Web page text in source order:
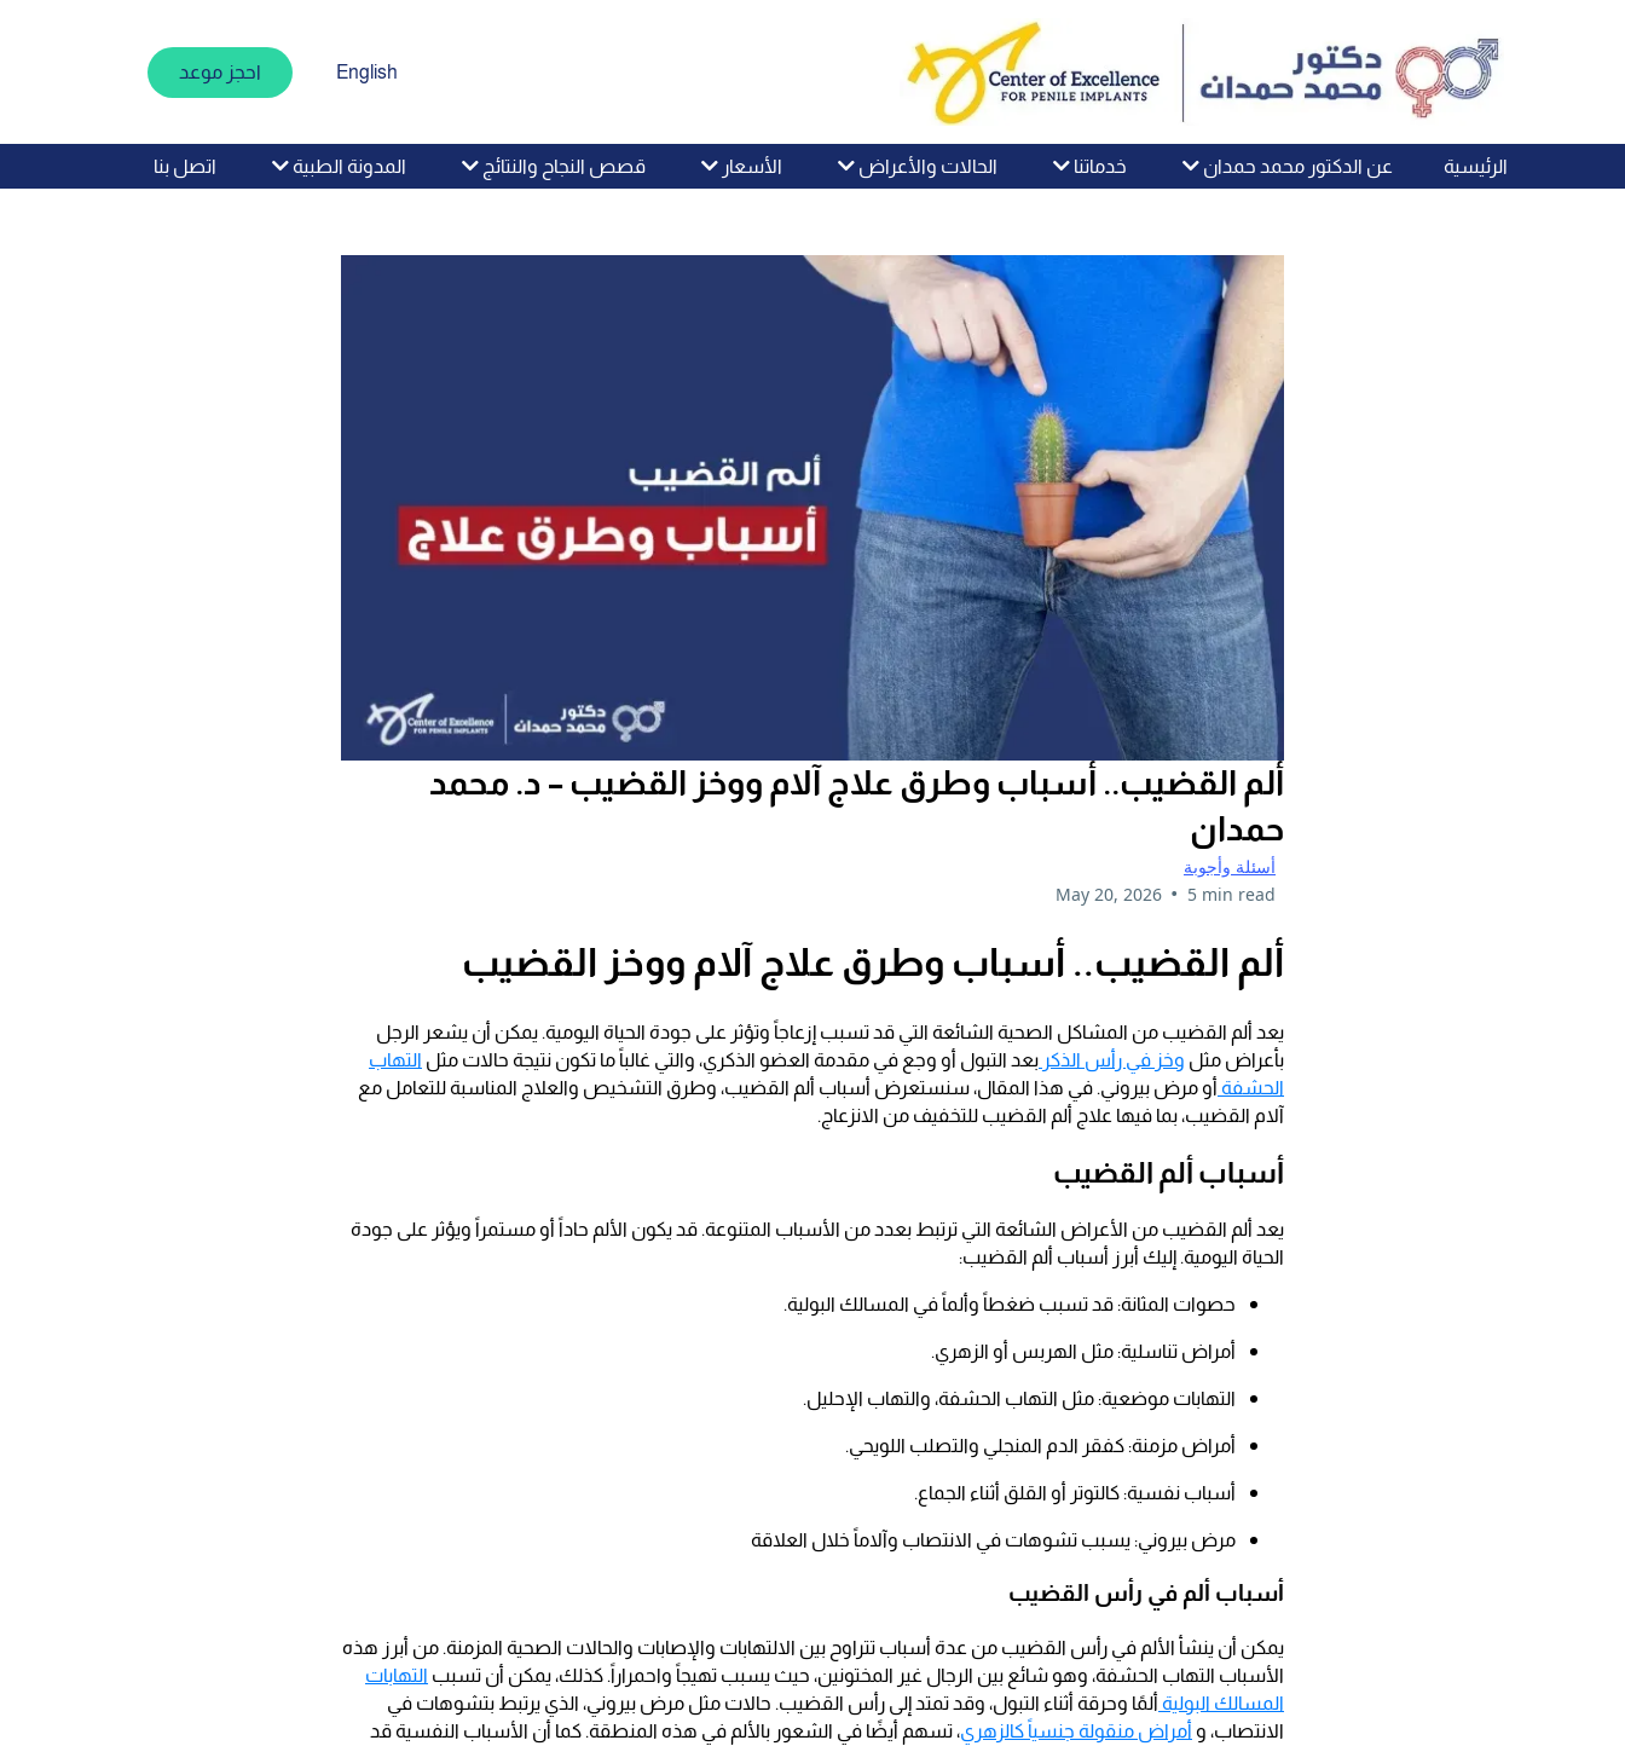
English احجز موعد
الرئيسية عن الدكتور محمد حمدان خدماتنا الحالات والأعراض الأسعار قصص النجاح والنتائج المدونة الطبية اتصل بنا
ألم القضيب.. أسباب وطرق علاج آلام ووخز القضيب – د. محمد
حمدان
أسئلة وأجوبة
May 20, 2026 • 5 min read
ألم القضيب.. أسباب وطرق علاج آلام ووخز القضيب
يعد ألم القضيب من المشاكل الصحية الشائعة التي قد تسبب إزعاجاً وتؤثر على جودة الحياة اليومية. يمكن أن يشعر الرجل
بأعراض مثل وخز في رأس الذكر بعد التبول أو وجع في مقدمة العضو الذكري، والتي غالباً ما تكون نتيجة حالات مثل التهاب
الحشفة أو مرض بيروني. في هذا المقال، سنستعرض أسباب ألم القضيب، وطرق التشخيص والعلاج المناسبة للتعامل مع
آلام القضيب، بما فيها علاج ألم القضيب للتخفيف من الانزعاج.
أسباب ألم القضيب
يعد ألم القضيب من الأعراض الشائعة التي ترتبط بعدد من الأسباب المتنوعة. قد يكون الألم حاداً أو مستمراً ويؤثر على جودة
الحياة اليومية. إليك أبرز أسباب ألم القضيب:
حصوات المثانة: قد تسبب ضغطاً وألماً في المسالك البولية.
أمراض تناسلية: مثل الهربس أو الزهري.
التهابات موضعية: مثل التهاب الحشفة، والتهاب الإحليل.
أمراض مزمنة: كفقر الدم المنجلي والتصلب اللويحي.
أسباب نفسية: كالتوتر أو القلق أثناء الجماع.
مرض بيروني: يسبب تشوهات في الانتصاب وآلاماً خلال العلاقة
أسباب ألم في رأس القضيب
يمكن أن ينشأ الألم في رأس القضيب من عدة أسباب تتراوح بين الالتهابات والإصابات والحالات الصحية المزمنة. من أبرز هذه
الأسباب التهاب الحشفة، وهو شائع بين الرجال غير المختونين، حيث يسبب تهيجاً واحمراراً. كذلك، يمكن أن تسبب التهابات
المسالك البولية ألمًا وحرقة أثناء التبول، وقد تمتد إلى رأس القضيب. حالات مثل مرض بيروني، الذي يرتبط بتشوهات في
الانتصاب، و أمراض منقولة جنسياً كالزهري، تسهم أيضًا في الشعور بالألم في هذه المنطقة. كما أن الأسباب النفسية قد